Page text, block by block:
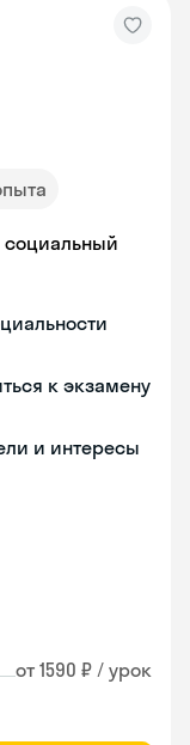
социальный
к экзамену
и интересы
от 1590 ₽ / урок